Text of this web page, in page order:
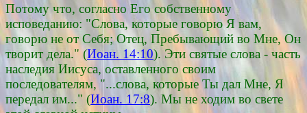
Потому что, согласно Его собственному
исповеданию: "Слова, которые говорю Я вам,
говорю не от Себя; Отец, Пребывающий во Мне, Он
творит дела." (Иоан. 14:10). Эти святые слова - часть
наследия Иисуса, оставленного своим
последователям, "...слова, которые Ты дал Мне, Я
передал им..." (Иоан. 17:8). Мы не ходим во свете